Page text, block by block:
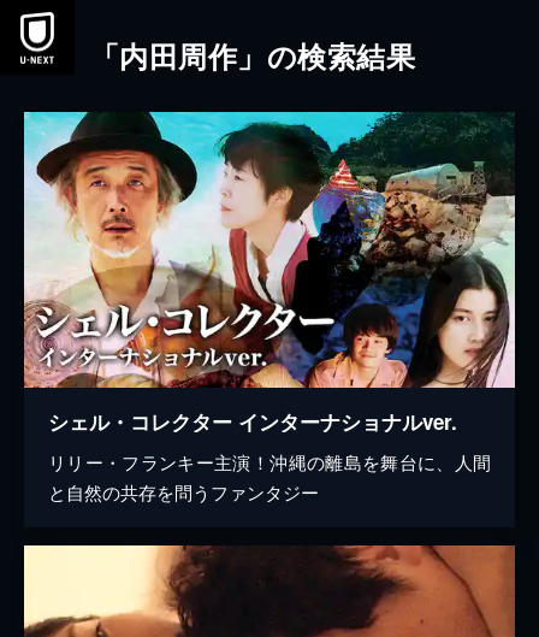
本文へスキップ
「内田周作」の検索結果
シェル・コレクター インターナショナルver.
リリー・フランキー主演！沖縄の離島を舞台に、人間
と自然の共存を問うファンタジー